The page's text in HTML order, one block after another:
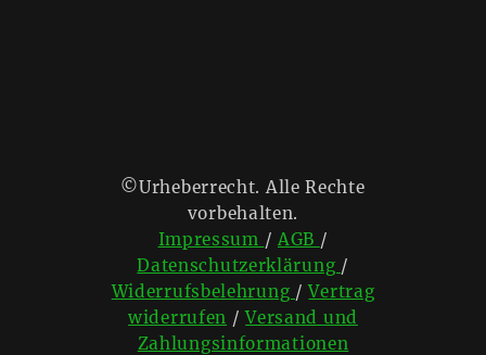
©Urheberrecht. Alle Rechte
vorbehalten.
Impressum / AGB /
Datenschutzerklärung /
Widerrufsbelehrung /Vertrag
widerrufen /Versand und
Zahlungsinformationen